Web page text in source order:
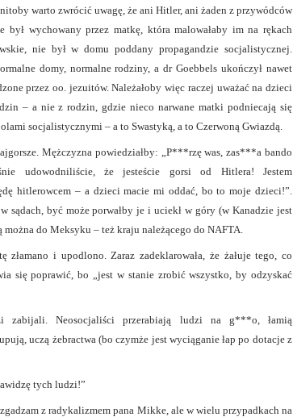
warto zwrócić uwagę, że ani Hitler, ani żaden z przywódców
był wychowany przez matkę, która malowałaby im na rękach
nie był w domu poddany propagandzie socjalistycznej.
domy, normalne rodziny, a dr Goebbels ukończył nawet
przez oo. jezuitów. Należałoby więc raczej uważać na dzieci
– a nie z rodzin, gdzie nieco narwane matki podniecają się
socjalistycznymi – a to Swastyką, a to Czerwoną Gwiazdą.
Mężczyzna powiedziałby: „P***rzę was, zas***a bando
udowodniliście, że jesteście gorsi od Hitlera! Jestem
hitlerowcem – a dzieci macie mi oddać, bo to moje dzieci!”.
sądach, być może porwałby je i uciekł w góry (w Kanadzie jest
do Meksyku – też kraju należącego do NAFTA.
złamano i upodlono. Zaraz zadeklarowała, że żałuje tego, co
się poprawić, bo „jest w stanie zrobić wszystko, by odzyskać
zabijali. Neosocjaliści przerabiają ludzi na g***o, łamią
uczą żebractwa (bo czymże jest wyciąganie łap po dotacje z
tych ludzi!”
z radykalizmem pana Mikke, ale w wielu przypadkach na